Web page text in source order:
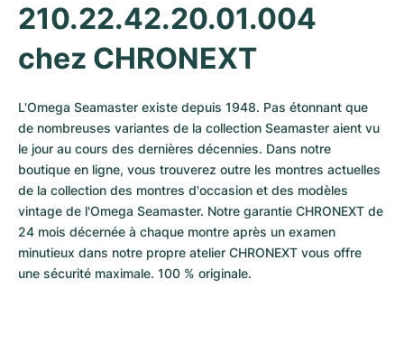
210.22.42.20.01.004
chez CHRONEXT
L'Omega Seamaster existe depuis 1948. Pas étonnant que
de nombreuses variantes de la collection Seamaster aient vu
le jour au cours des dernières décennies. Dans notre
boutique en ligne, vous trouverez outre les montres actuelles
de la collection des montres d'occasion et des modèles
vintage de l'Omega Seamaster. Notre garantie CHRONEXT de
24 mois décernée à chaque montre après un examen
minutieux dans notre propre atelier CHRONEXT vous offre
une sécurité maximale. 100 % originale.